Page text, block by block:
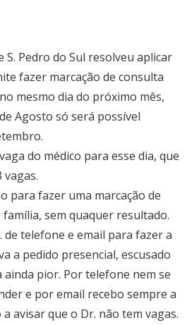
S. Pedro do Sul resolveu aplicar
fazer marcação de consulta
mesmo dia do próximo mês,
Agosto só será possível
do médico para esse dia, que
para fazer uma marcação de
sem quaquer resultado.
telefone e email para fazer a
a pedido presencial, escusado
pior. Por telefone nem se
e por email recebo sempre a
avisar que o Dr. não tem vagas.